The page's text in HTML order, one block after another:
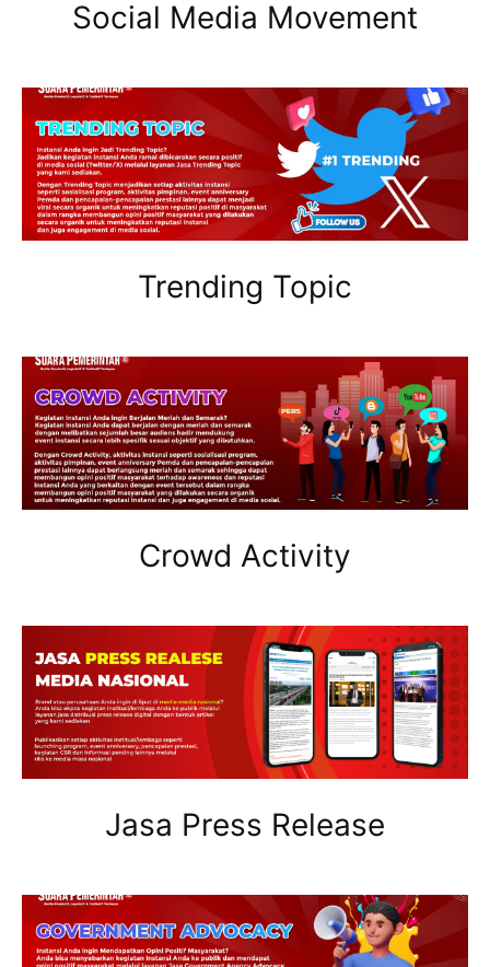
Social Media Movement
Trending Topic
Crowd Activity
Jasa Press Release